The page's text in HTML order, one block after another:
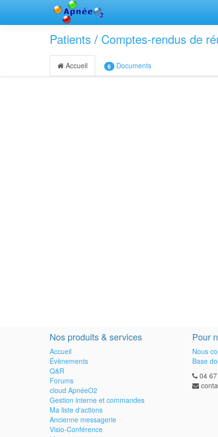
Patients / Comptes-rendus de
Accueil 6 Documents
Nos produits & services
Accueil
Évènements
Q&R
Forums
cloud ApnéeO2
Gestion interne et commandes
Ma liste d'actions
Ancienne messagerie
Visio-Conférence
Pour
Nous
Base
04